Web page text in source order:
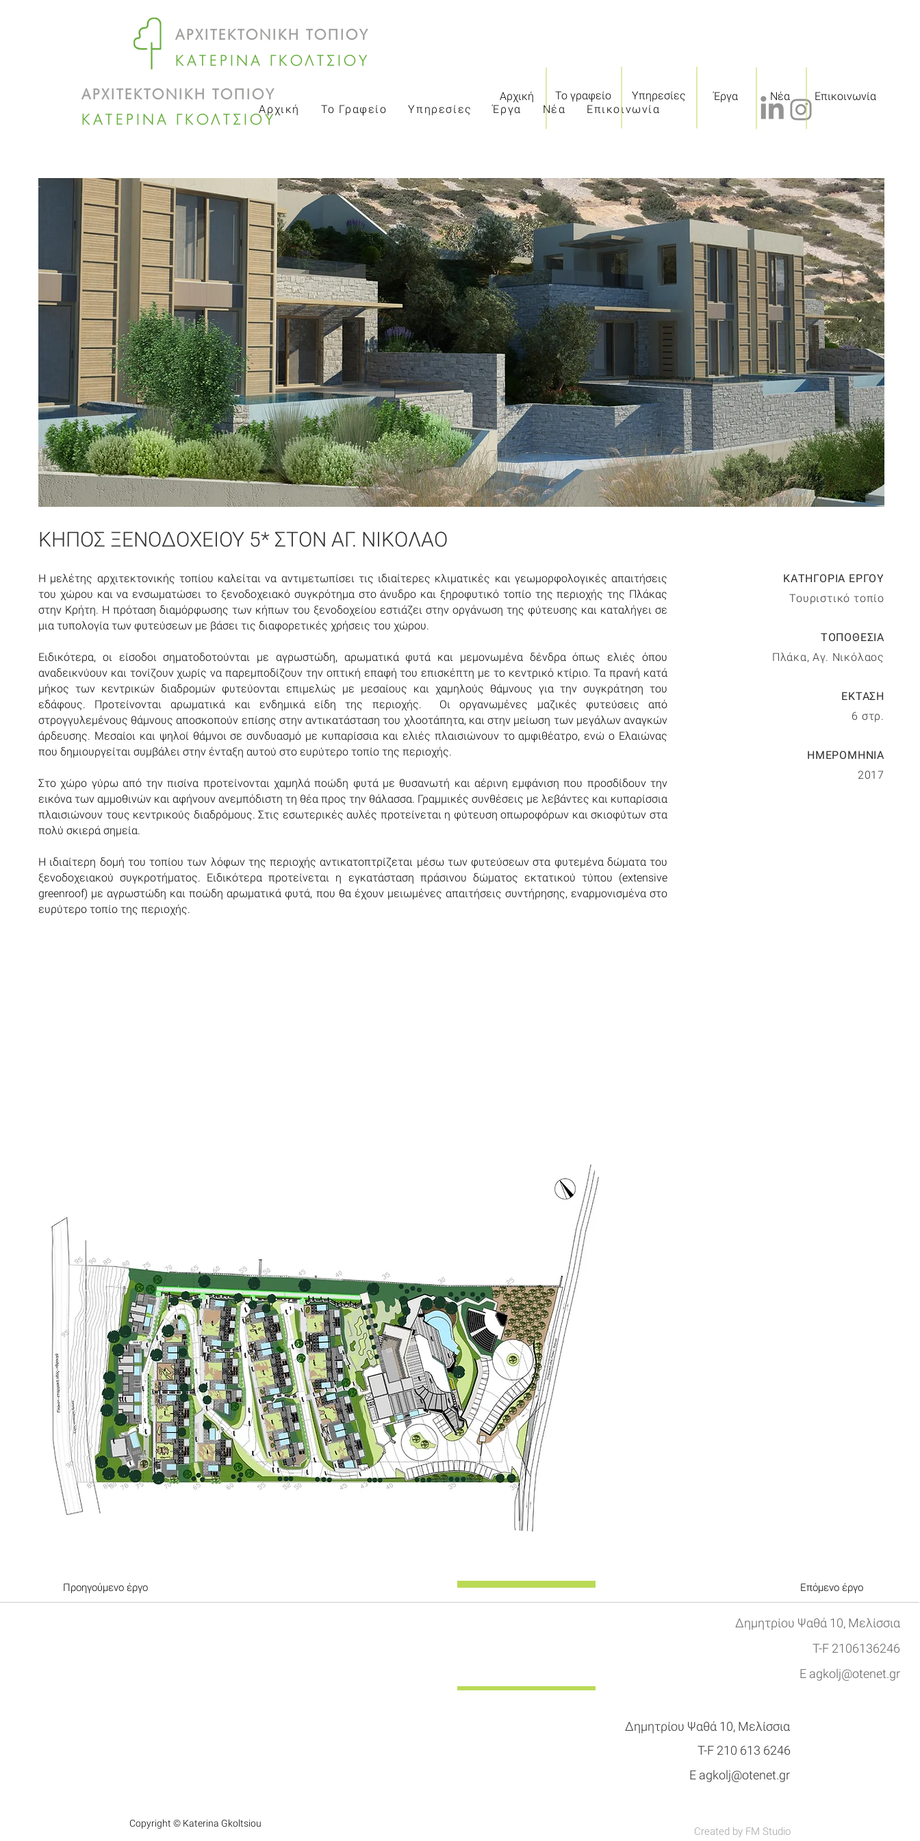
ΑΡΧΙΤΕΚΤΟΝΙΚΗ ΤΟΠΙΟΥ
ΚΑΤΕΡΙΝΑ ΓΚΟΛΤΣΙΟΥ
Αρχική Το Γραφείο Υπηρεσίες Έργα Νέα Επικοινωνία
ΑΡΧΙΤΕΚΤΟΝΙΚΗ ΤΟΠΙΟΥ
ΚΑΤΕΡΙΝΑ ΓΚΟΛΤΣΙΟΥ
Αρχική Το γραφείο Υπηρεσίες Έργα Επικοινωνία
Νέα
ΚΗΠΟΣ ΞΕΝΟΔΟΧΕΙΟΥ 5* ΣΤΟΝ ΑΓ. ΝΙΚΟΛΑΟ
Η μελέτης αρχιτεκτονικής τοπίου καλείται να αντιμετωπίσει τις ιδιαίτερες κλιματικές και γεωμορφολογικές απαιτήσεις
του χώρου και να ενσωματώσει το ξενοδοχειακό συγκρότημα στο άνυδρο και ξηροφυτικό τοπίο της περιοχής της Πλάκας
στην Κρήτη. H πρόταση διαμόρφωσης των κήπων του ξενοδοχείου εστιάζει στην οργάνωση της φύτευσης και καταλήγει σε
μια τυπολογία των φυτεύσεων με βάσει τις διαφορετικές χρήσεις του χώρου.
Ειδικότερα, οι είσοδοι σηματοδοτούνται με αγρωστώδη, αρωματικά φυτά και μεμονωμένα δένδρα όπως ελιές όπου
αναδεικνύουν και τονίζουν χωρίς να παρεμποδίζουν την οπτική επαφή του επισκέπτη με το κεντρικό κτίριο. Τα πρανή κατά
μήκος των κεντρικών διαδρομών φυτεύονται επιμελώς με μεσαίους και χαμηλούς θάμνους για την συγκράτηση του
εδάφους. Προτείνονται αρωματικά και ενδημικά είδη της περιοχής. Οι οργανωμένες μαζικές φυτεύσεις από
στρογγυλεμένους θάμνους αποσκοπούν επίσης στην αντικατάσταση του χλοοτάπητα, και στην μείωση των μεγάλων αναγκών
άρδευσης. Μεσαίοι και ψηλοί θάμνοι σε συνδυασμό με κυπαρίσσια και ελιές πλαισιώνουν το αμφιθέατρο, ενώ ο Ελαιώνας
που δημιουργείται συμβάλει στην ένταξη αυτού στο ευρύτερο τοπίο της περιοχής.
Στο χώρο γύρω από την πισίνα προτείνονται χαμηλά ποώδη φυτά με θυσανωτή και αέρινη εμφάνιση που προσδίδουν την
εικόνα των αμμοθινών και αφήνουν ανεμπόδιστη τη θέα προς την θάλασσα. Γραμμικές συνθέσεις με λεβάντες και κυπαρίσσια
πλαισιώνουν τους κεντρικούς διαδρόμους. Στις εσωτερικές αυλές προτείνεται η φύτευση οπωροφόρων και σκιοφύτων στα
πολύ σκιερά σημεία.
Η ιδιαίτερη δομή του τοπίου των λόφων της περιοχής αντικατοπτρίζεται μέσω των φυτεύσεων στα φυτεμένα δώματα του
ξενοδοχειακού συγκροτήματος. Ειδικότερα προτείνεται η εγκατάσταση πράσινου δώματος εκτατικού τύπου (extensive
greenroof) με αγρωστώδη και ποώδη αρωματικά φυτά, που θα έχουν μειωμένες απαιτήσεις συντήρησης, εναρμονισμένα στο
ευρύτερο τοπίο της περιοχής.
ΚΑΤΗΓΟΡΙΑ ΕΡΓΟΥ
Τουριστικό τοπίο
ΤΟΠΟΘΕΣΙΑ
Πλάκα, Αγ. Νικόλαος
ΕΚΤΑΣΗ
6 στρ.
ΗΜΕΡΟΜΗΝΙΑ
2017
Προηγούμενο έργο Επόμενο έργο
Δημητρίου Ψαθά 10, Μελίσσια
Τ-F 2106136246
Ε agkolj@otenet.gr
Δημητρίου Ψαθά 10, Μελίσσια
Τ-F 210 613 6246
E agkolj@otenet.gr
Copyright © Katerina Gkoltsiou
Created by FM Studio